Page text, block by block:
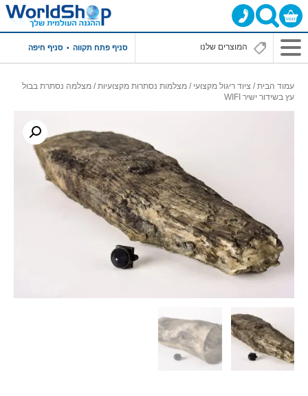
סניף פתח תקווה סניף חיפה
עמוד הבית/ ציוד ריגול מקצועי / מצלמות נסתרות מקצועיות/ מצלמה נסתרת בבול
עץ בשידור ישיר WIFI